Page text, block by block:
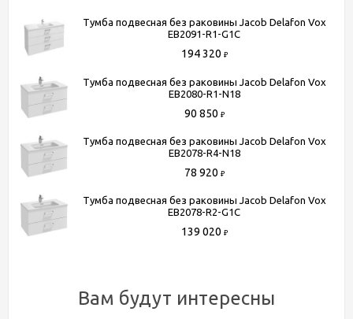
Угловая конструкция
Нет
Цвет
белый
Способы получения товара:
метров от МКАД. БП "Румянцево", корпус В, этаж 2,
павильон 205В
доставки рассчитывается менеджером после оформления
заказа)
Более подробную информацию вы можете получить по
+7 (495) 150-07-16 +7 (964) 645-17-27
Тумба подвесная без раковины Jacob Delafon Vox
EB2091-R1-G1C
194 320 ₽
Тумба подвесная без раковины Jacob Delafon Vox
EB2080-R1-N18
90 850 ₽
Тумба подвесная без раковины Jacob Delafon Vox
EB2078-R4-N18
78 920 ₽
Тумба подвесная без раковины Jacob Delafon Vox
EB2078-R2-G1C
139 020 ₽
Вам будут интересны